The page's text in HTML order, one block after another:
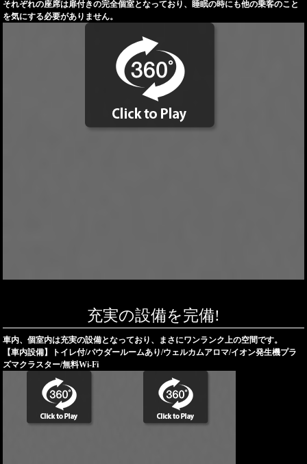
それぞれの座席は扉付きの完全個室となっており、睡眠の時にも他の乗客のこと
を気にする必要がありません。
充実の設備を完備!
車内、個室内は充実の設備となっており、まさにワンランク上の空間です。
【車内設備】トイレ付/パウダールームあり/ウェルカムアロマ/イオン発生機プラ
ズマクラスター/無料Wi-Fi